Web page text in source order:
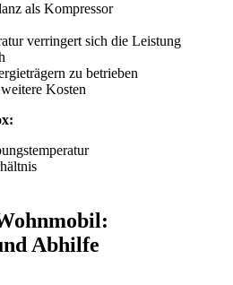
als Kompressor
verringert sich die Leistung
zu betrieben
Kosten
Abhilfe